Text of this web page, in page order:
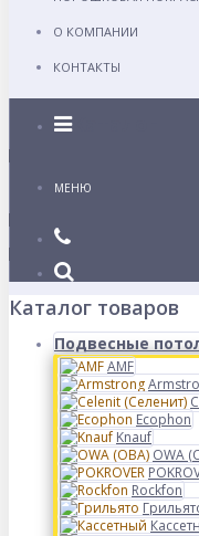
О КОМПАНИИ
КОНТАКТЫ
Каталог
МЕНЮ
Каталог товаров
Подвесные
AMF
Ecophon
Knauf
OWA
Rockfon